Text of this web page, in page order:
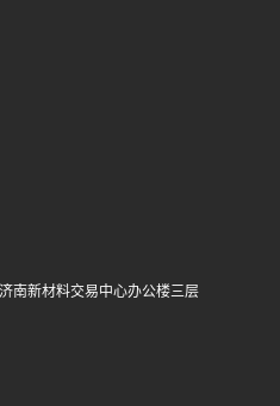
南新材料交易中心办公楼三层